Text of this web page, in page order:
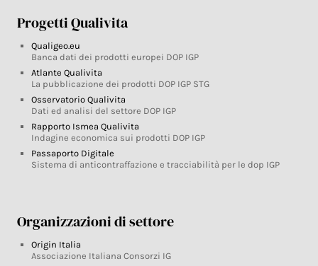
Progetti Qualivita
Qualigeo.eu
Banca dati dei prodotti europei DOP IGP
Atlante Qualivita
La pubblicazione dei prodotti DOP IGP STG
Osservatorio Qualivita
Dati ed analisi del settore DOP IGP
Rapporto Ismea Qualivita
Indagine economica sui prodotti DOP IGP
Passaporto Digitale
Sistema di anticontraffazione e tracciabilità per le dop IGP
Organizzazioni di settore
Origin Italia
Associazione Italiana Consorzi IG